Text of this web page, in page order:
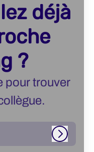
déjà
?
pour trouver